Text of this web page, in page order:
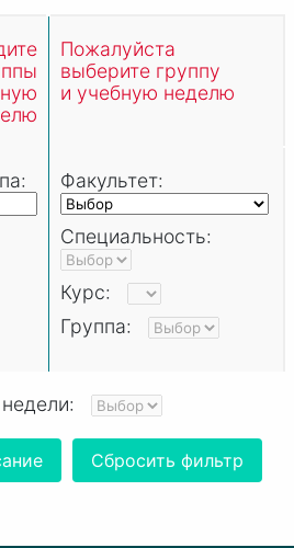
Пожалуйста
выберите группу
и учебную неделю
Факультет:
Специальность:
Курс:
Группа: